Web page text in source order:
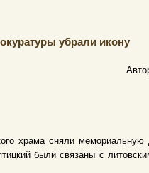
убрали икону
храма сняли мемориальную
были связаны с